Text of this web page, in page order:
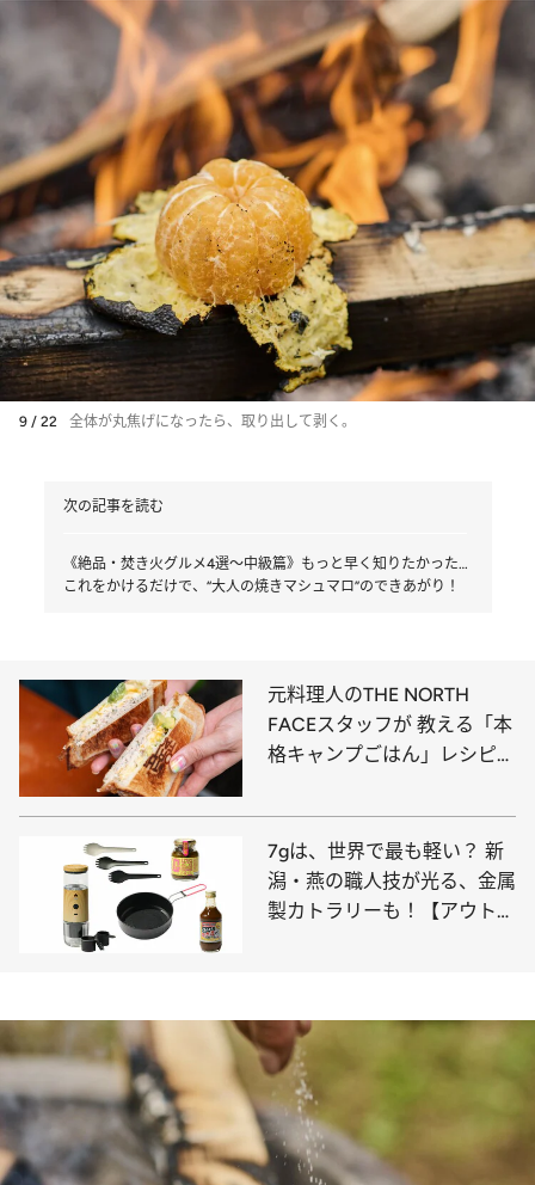
9 / 22 全体が丸焦げになったら、取り出して剥く。
次の記事を読む
《絶品・焚き火グルメ4選～中級篇》もっと早く知りたかった…
これをかけるだけで、“大人の焼きマシュマロ”のできあがり！
元料理人のTHE NORTH
FACEスタッフが 教える「本
格キャンプごはん」レシピ
簡単！
7gは、世界で最も軽い？ 新
潟・燕の職人技が光る、金属
製カトラリーも！【アウトド